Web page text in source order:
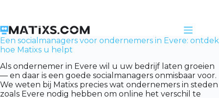
Een socialmanagers voor ondernemers in Evere: ontdek
hoe Matixs u helpt
Als ondernemer in Evere wil u uw bedrijf laten groeien
— en daar is een goede socialmanagers onmisbaar voor.
We weten bij Matixs precies wat ondernemers in steden
zoals Evere nodig hebben om online het verschil te